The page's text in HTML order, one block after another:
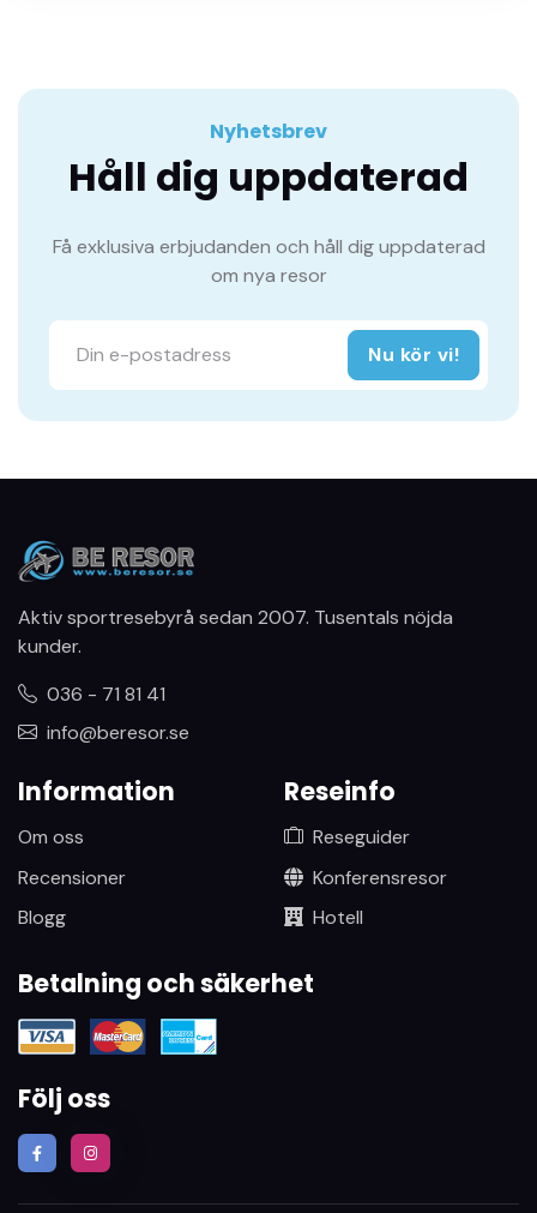
Nyhetsbrev
Håll dig uppdaterad
Få exklusiva erbjudanden och håll dig uppdaterad
om nya resor
Nu kör vi!
Aktiv sportresebyrå sedan 2007. Tusentals nöjda
kunder.
036 - 71 81 41
info@beresor.se
Information
Om oss
Recensioner
Blogg
Reseinfo
Reseguider
Konferensresor
Hotell
Betalning och säkerhet
Följ oss